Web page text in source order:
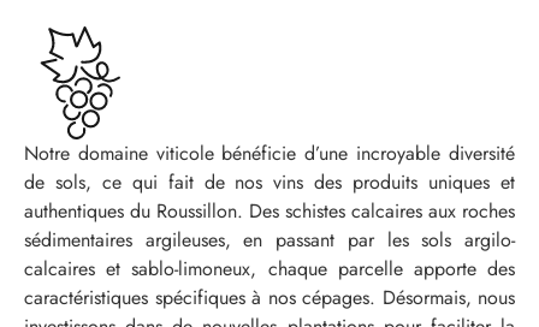
Notre domaine viticole bénéficie d’une incroyable diversité
de sols, ce qui fait de nos vins des produits uniques et
authentiques du Roussillon. Des schistes calcaires aux roches
sédimentaires argileuses, en passant par les sols argilo-
calcaires et sablo-limoneux, chaque parcelle apporte des
caractéristiques spécifiques à nos cépages. Désormais, nous